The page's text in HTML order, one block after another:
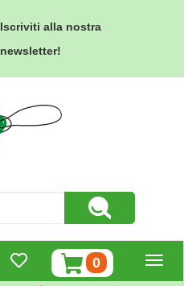
Iscriviti alla nostra
newsletter!
Cerca Prodotto
0prodotti
inseriti